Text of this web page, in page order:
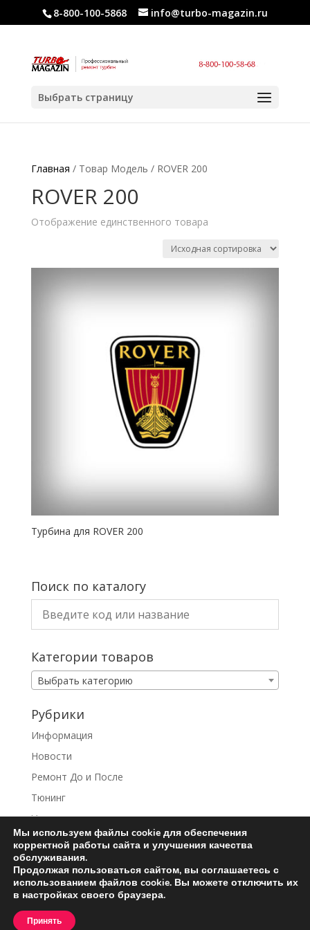
8-800-100-5868 info@turbo-magazin.ru
Выбрать страницу
Главная / Товар Модель / ROVER 200
ROVER 200
Отображение единственного товара
Турбина для ROVER 200
Поиск по каталогу
Категории товаров
Выбрать категорию
Рубрики
Информация
Новости
Ремонт До и После
Тюнинг
Услуги
Ремонт турбин
Контакты
Пользовательское соглашение
Мы используем файлы cookie для обеспечения
корректной работы сайта и улучшения качества
обслуживания.
Продолжая пользоваться сайтом, вы соглашаетесь с
использованием файлов cookie. Вы можете отключить их
в настройках своего браузера.
Принять